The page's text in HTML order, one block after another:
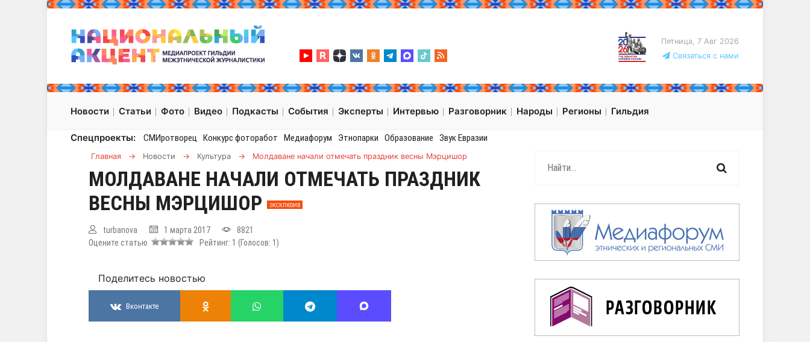
Пятница, 7 Авг 2026
Связаться с нами
Новости Статьи Фото Видео Подкасты События Эксперты Интервью Разговорник Народы Регионы Гильдия
Спецпроекты: СМИротворец Конкурс фоторабот Медиафорум Этнопарки Образование Звук Евразии
Главная → Новости → Культура → Молдаване начали отмечать праздник весны Мэрцишор
МОЛДАВАНЕ НАЧАЛИ ОТМЕЧАТЬ ПРАЗДНИК
ВЕСНЫ МЭРЦИШОР
ЭКСКЛЮЗИВ
turbanova 1 марта 2017
8821
Оцените статью
Рейтинг: 1 (Голосов: 1 )
Поделитесь новостью
Вконтакте